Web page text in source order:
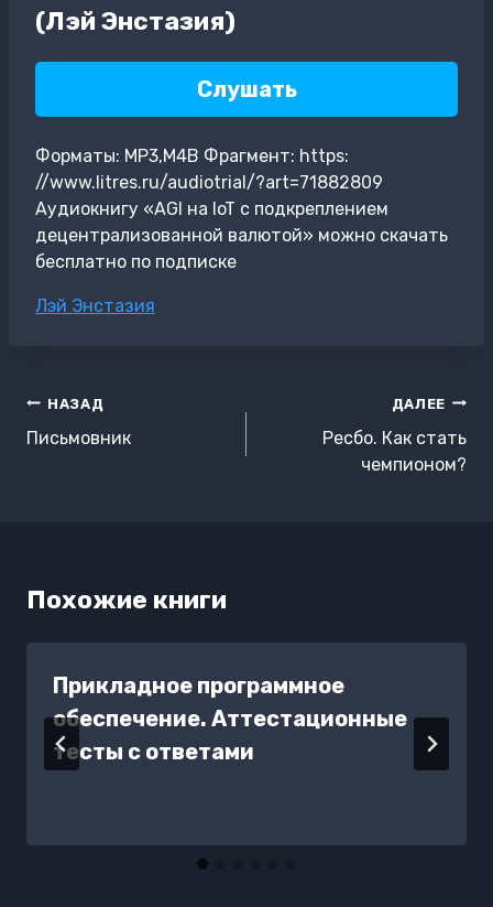
(Лэй Энстазия)
Слушать
Форматы: MP3,M4B Фрагмент: https:
//www.litres.ru/audiotrial/?art=71882809
Аудиокнигу «AGI на IoT с подкреплением
децентрализованной валютой» можно скачать
бесплатно по подписке
Метки
Лэй Энстазия
Навигация
по
НАЗАД
Письмовник
ДАЛЕЕ
Ресбо. Как стать
чемпионом?
Похожие книги
Прикладное программное
обеспечение. Аттестационные
тесты с ответами